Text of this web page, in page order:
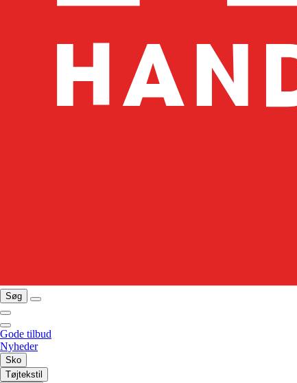
Søg
Gode tilbud
Nyheder
Sko
Tøjtekstil